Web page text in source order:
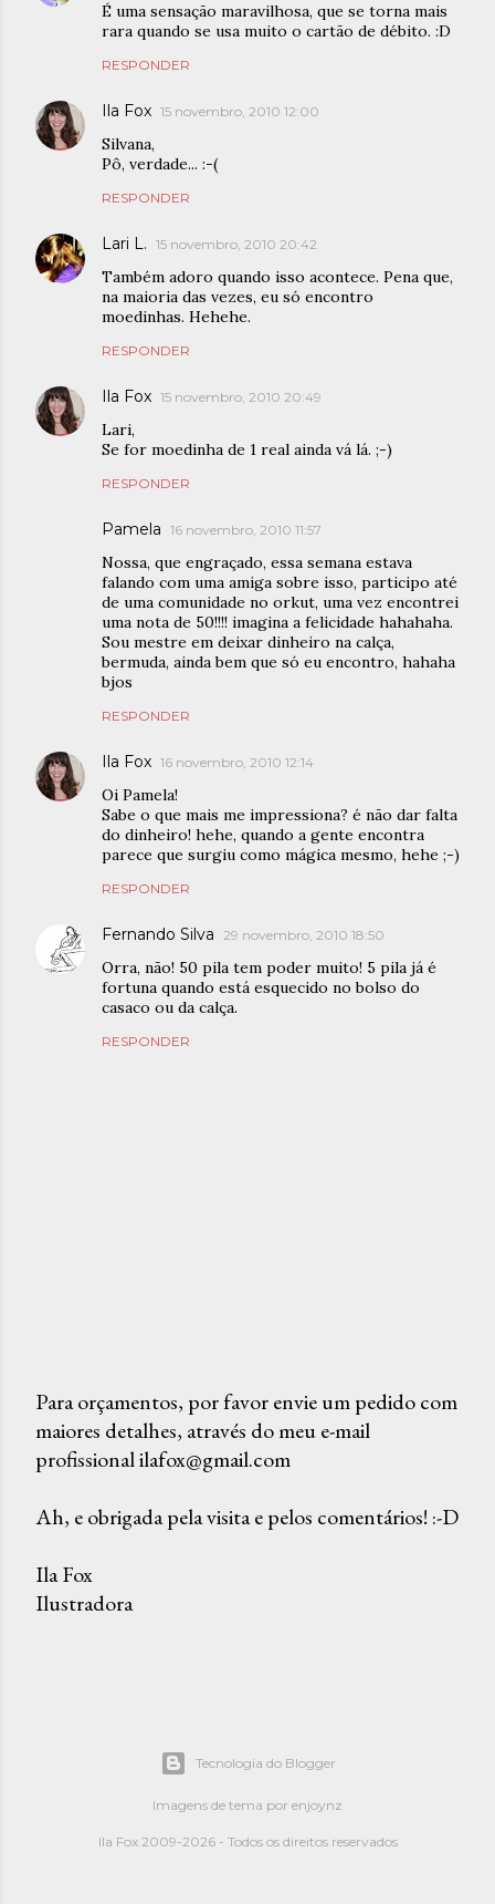
É uma sensação maravilhosa, que se torna mais
rara quando se usa muito o cartão de débito. :D
RESPONDER
Ila Fox 15 novembro, 2010 12:00
Silvana,
Pô, verdade... :-(
RESPONDER
Lari L. 15 novembro, 2010 20:42
Também adoro quando isso acontece. Pena que,
na maioria das vezes, eu só encontro
moedinhas. Hehehe.
RESPONDER
Ila Fox 15 novembro, 2010 20:49
Lari,
Se for moedinha de 1 real ainda vá lá. ;-)
RESPONDER
Pamela 16 novembro, 2010 11:57
Nossa, que engraçado, essa semana estava
falando com uma amiga sobre isso, participo até
de uma comunidade no orkut, uma vez encontrei
uma nota de 50!!!! imagina a felicidade hahahaha.
Sou mestre em deixar dinheiro na calça,
bermuda, ainda bem que só eu encontro, hahaha
bjos
RESPONDER
Ila Fox 16 novembro, 2010 12:14
Oi Pamela!
Sabe o que mais me impressiona? é não dar falta
do dinheiro! hehe, quando a gente encontra
parece que surgiu como mágica mesmo, hehe ;-)
RESPONDER
Fernando Silva 29 novembro, 2010 18:50
Orra, não! 50 pila tem poder muito! 5 pila já é
fortuna quando está esquecido no bolso do
casaco ou da calça.
RESPONDER
P
o
t
r
u
Para orçamentos, por favor envie um pedido com
maiores detalhes, através do meu e-mail
profissional ilafox@gmail.com
Ah, e obrigada pela visita e pelos comentários! :-D
Ila Fox
Ilustradora
Tecnologia do Blogger
Imagens de tema por enjoynz
Ila Fox 2009-2026 - Todos os direitos reservados